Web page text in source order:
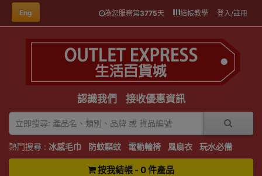
Eng 為您服務第3775天 結帳教學 登入/註冊
認識我們 接收優惠資訊
熱門搜尋 : 冰感毛巾 防蚊驅蚊 電動輪椅 風扇衣 玩水必備
按我結帳 - 0 件產品